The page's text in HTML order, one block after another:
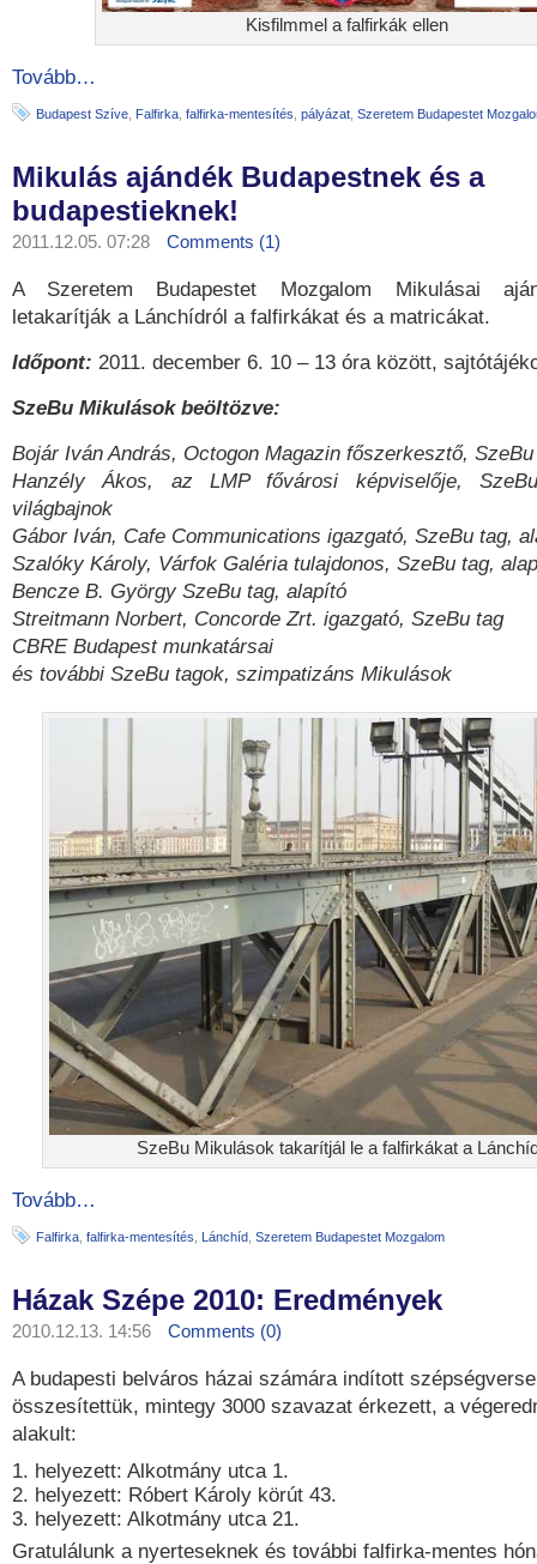
Kisfilmmel a falfirkák ellen
Tovább…
Budapest Szíve Falfirka falfirka-mentesítés pályázat Szeretem Budapestet
Mikulás ajándék Budapestnek és a
budapestieknek!
2011.12.05. 07:28 Comments (1)
A Szeretem Budapestet Mozgalom Mikulásai
letakarítják a Lánchídról a falfirkákat és a matricákat.
Időpont: 2011. december 6. 10 – 13 óra között,
SzeBu Mikulások beöltözve:
Bojár Iván András, Octogon Magazin főszerkesztő,
Hanzély Ákos, az LMP fővárosi képviselője,
világbajnok
Gábor Iván, Cafe Communications igazgató, SzeBu tag,
Szalóky Károly, Várfok Galéria tulajdonos, SzeBu tag,
Bencze B. György SzeBu tag, alapító
Streitmann Norbert, Concorde Zrt. igazgató, SzeBu tag
CBRE Budapest munkatársai
és további SzeBu tagok, szimpatizáns Mikulások
SzeBu Mikulások takarítjál le a falfirkákat a
Tovább…
Falfirka falfirka-mentesítés Lánchíd Szeretem Budapestet Mozgalom
Házak Szépe 2010: Eredmények
2010.12.13. 14:56 Comments (0)
A budapesti belváros házai számára indított
összesítettük, mintegy 3000 szavazat érkezett, a
alakult:
1. helyezett: Alkotmány utca 1.
2. helyezett: Róbert Károly körút 43.
3. helyezett: Alkotmány utca 21.
Gratulálunk a nyerteseknek és további falfirka-mentes